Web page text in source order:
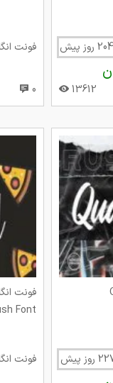
13612
فونت
0
Font
فونت